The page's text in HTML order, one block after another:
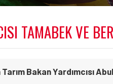
TAMABEK VE
Bakan Yardımcısı